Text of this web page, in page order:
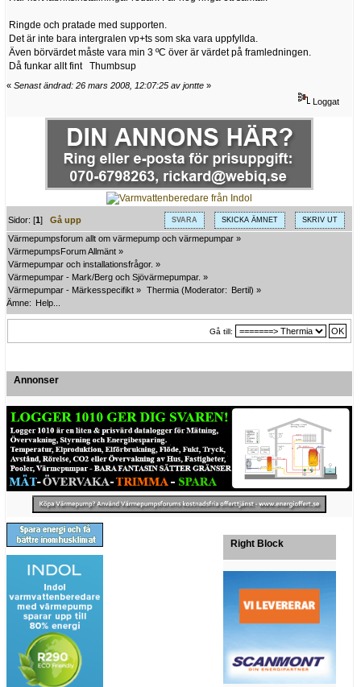
Ringde och pratade med supporten.
Det är inte bara intergralen vp+ts som ska vara uppfyllda.
Även börvärdet måste vara min 3 ºC över är värdet på framledningen.
Då funkar allt fint Thumbsup
« Senast ändrad: 26 mars 2008, 12:07:25 av jontte »
Loggat
SVARA SKICKA ÄMNET SKRIV UT
Sidor: [1]Gå upp
Värmepumpsforum allt om värmepump och värmepumpar »
VärmepumpsForum Allmänt »
Värmepumpar och installationsfrågor. »
Värmepumpar - Mark/Berg och Sjövärmepumpar. »
Värmepumpar - Märkesspecifikt » Thermia (Moderator: Bertil) »
Ämne:
Help...
Gå till:
Annonser
Right Block